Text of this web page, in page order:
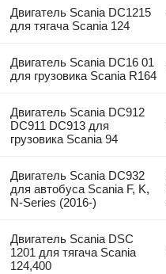
Двигатель Scania DC1215
для тягача Scania 124
Двигатель Scania DC16 01
для грузовика Scania R164
Двигатель Scania DC912
DC911 DC913 для
грузовика Scania 94
Двигатель Scania DC932
для автобуса Scania F, K,
N-Series (2016-)
Двигатель Scania DSC
1201 для тягача Scania
124,400